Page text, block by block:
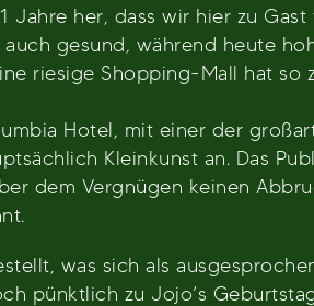
Jahre her, dass wir hier zu
gesund, während heute
riesige Shopping-Mall hat
Hotel, mit einer der
Kleinkunst an. Das
dem Vergnügen keinen
was sich als
pünktlich zu Jojo’s